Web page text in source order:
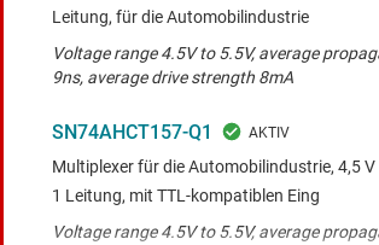
Leitung, für die Automobilindustrie
Voltage range 4.5V to 5.5V, average
9ns, average drive strength 8mA
SN74AHCT157-Q1
Multiplexer für die Automobilindustrie, 4,5 V
1 Leitung, mit TTL-kompatiblen Eing
Voltage range 4.5V to 5.5V, average